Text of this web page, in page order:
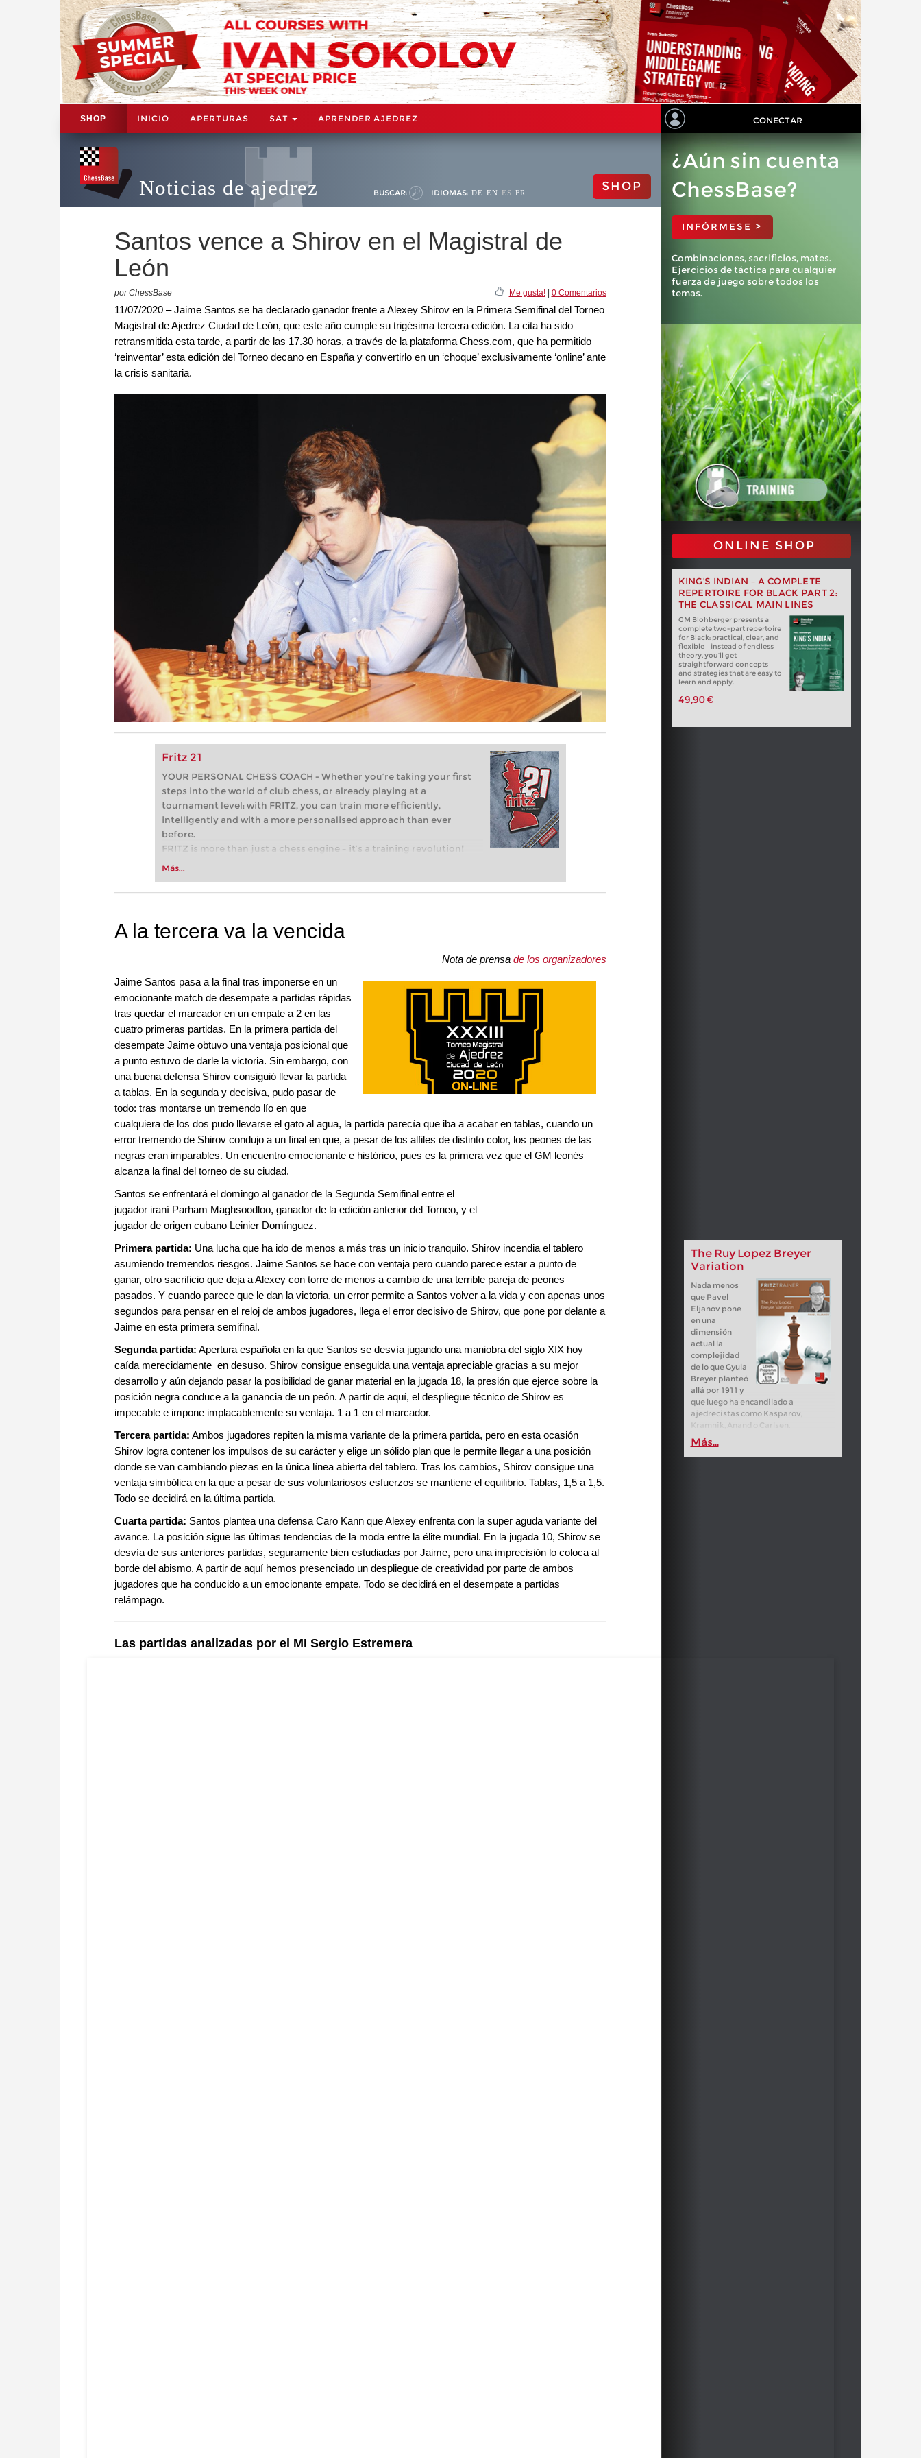
SHOP INICIO APERTURAS SAT APRENDER AJEDREZ CONECTAR
Noticias de ajedrez BUSCAR: IDIOMAS: DE EN ES FR SHOP
Santos vence a Shirov en el Magistral de
León
por ChessBase Me gusta!| 0 Comentarios
11/07/2020 – Jaime Santos se ha declarado ganador frente a Alexey Shirov en la Primera Semifinal del Torneo
Magistral de Ajedrez Ciudad de León, que este año cumple su trigésima tercera edición. La cita ha sido
retransmitida esta tarde, a partir de las 17.30 horas, a través de la plataforma Chess.com, que ha permitido
‘reinventar’ esta edición del Torneo decano en España y convertirlo en un ‘choque’ exclusivamente ‘online’ ante
la crisis sanitaria.
Fritz 21
YOUR PERSONAL CHESS COACH - Whether you’re taking your first
steps into the world of club chess, or already playing at a
tournament level: with FRITZ, you can train more efficiently,
intelligently and with a more personalised approach than ever
before.
FRITZ is more than just a chess engine – it’s a training revolution!
Whether you’re taking your first steps into the world of club chess,
more efficiently, intelligently and with a more personalised
Más...
¿Aún sin cuenta
ChessBase?
INFÓRMESE >
Combinaciones, sacrificios, mates.
Ejercicios de táctica para cualquier
fuerza de juego sobre todos los
temas.
ONLINE SHOP
KING'S INDIAN – A COMPLETE
REPERTOIRE FOR BLACK PART 2:
THE CLASSICAL MAIN LINES
GM Blohberger presents a
complete two-part repertoire
for Black: practical, clear, and
flexible – instead of endless
theory, you’ll get
straightforward concepts
and strategies that are easy to
learn and apply.
49,90 €
A la tercera va la vencida
Nota de prensa de los organizadores
Jaime Santos pasa a la final tras imponerse en un
emocionante match de desempate a partidas rápidas
tras quedar el marcador en un empate a 2 en las
cuatro primeras partidas. En la primera partida del
desempate Jaime obtuvo una ventaja posicional que
a punto estuvo de darle la victoria. Sin embargo, con
una buena defensa Shirov consiguió llevar la partida
a tablas. En la segunda y decisiva, pudo pasar de
todo: tras montarse un tremendo lío en que
cualquiera de los dos pudo llevarse el gato al agua, la partida parecía que iba a acabar en tablas, cuando un
error tremendo de Shirov condujo a un final en que, a pesar de los alfiles de distinto color, los peones de las
negras eran imparables. Un encuentro emocionante e histórico, pues es la primera vez que el GM leonés
alcanza la final del torneo de su ciudad.
Santos se enfrentará el domingo al ganador de la Segunda Semifinal entre el
jugador iraní Parham Maghsoodloo, ganador de la edición anterior del Torneo, y el
jugador de origen cubano Leinier Domínguez.
The Ruy Lopez Breyer
Variation
Nada menos
que Pavel
Eljanov pone
en una
dimensión
actual la
complejidad
de lo que Gyula
Breyer planteó
allá por 1911 y
que luego ha encandilado a
ajedrecistas como Kasparov,
Kramnik, Anand o Carlsen.
Más...
Primera partida: Una lucha que ha ido de menos a más tras un inicio tranquilo. Shirov incendia el tablero
asumiendo tremendos riesgos. Jaime Santos se hace con ventaja pero cuando parece estar a punto de
ganar, otro sacrificio que deja a Alexey con torre de menos a cambio de una terrible pareja de peones
pasados. Y cuando parece que le dan la victoria, un error permite a Santos volver a la vida y con apenas unos
segundos para pensar en el reloj de ambos jugadores, llega el error decisivo de Shirov, que pone por delante a
Jaime en esta primera semifinal.
Segunda partida: Apertura española en la que Santos se desvía jugando una maniobra del siglo XIX hoy
caída merecidamente en desuso. Shirov consigue enseguida una ventaja apreciable gracias a su mejor
desarrollo y aún dejando pasar la posibilidad de ganar material en la jugada 18, la presión que ejerce sobre la
posición negra conduce a la ganancia de un peón. A partir de aquí, el despliegue técnico de Shirov es
impecable e impone implacablemente su ventaja. 1 a 1 en el marcador.
Tercera partida: Ambos jugadores repiten la misma variante de la primera partida, pero en esta ocasión
Shirov logra contener los impulsos de su carácter y elige un sólido plan que le permite llegar a una posición
donde se van cambiando piezas en la única línea abierta del tablero. Tras los cambios, Shirov consigue una
ventaja simbólica en la que a pesar de sus voluntariosos esfuerzos se mantiene el equilibrio. Tablas, 1,5 a 1,5.
Todo se decidirá en la última partida.
Cuarta partida: Santos plantea una defensa Caro Kann que Alexey enfrenta con la super aguda variante del
avance. La posición sigue las últimas tendencias de la moda entre la élite mundial. En la jugada 10, Shirov se
desvía de sus anteriores partidas, seguramente bien estudiadas por Jaime, pero una imprecisión lo coloca al
borde del abismo. A partir de aquí hemos presenciado un despliegue de creatividad por parte de ambos
jugadores que ha conducido a un emocionante empate. Todo se decidirá en el desempate a partidas
relámpago.
Las partidas analizadas por el MI Sergio Estremera